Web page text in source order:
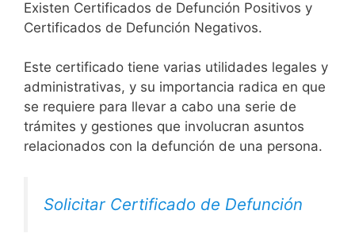
Existen Certificados de Defunción Positivos y
Certificados de Defunción Negativos.
Este certificado tiene varias utilidades legales y
administrativas, y su importancia radica en que
se requiere para llevar a cabo una serie de
trámites y gestiones que involucran asuntos
relacionados con la defunción de una persona.
Solicitar Certificado de Defunción